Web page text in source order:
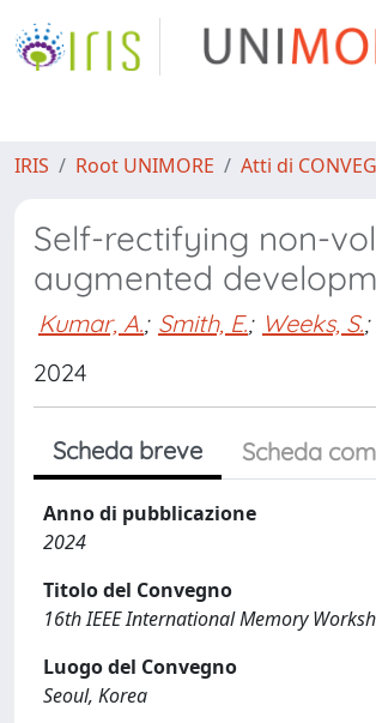
IRIS Root UNIMORE Atti di
Self-rectifying non-
augmented
Kumar, A.; Smith, E.; Weeks, S.;
2024
Scheda breve Scheda
Anno di pubblicazione
2024
Titolo del Convegno
16th IEEE International Memory
Luogo del Convegno
Seoul, Korea